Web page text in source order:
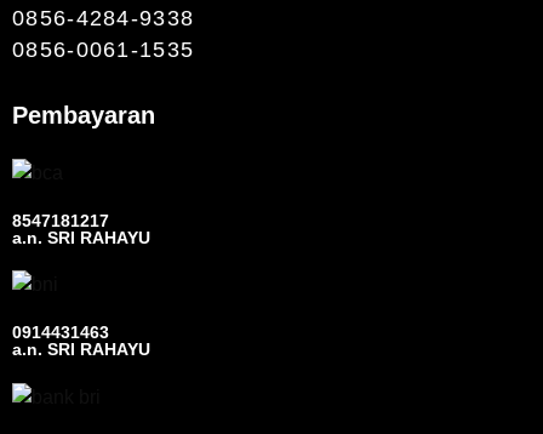
0856-4284-9338
0856-0061-1535
Pembayaran
8547181217
a.n. SRI RAHAYU
0914431463
a.n. SRI RAHAYU